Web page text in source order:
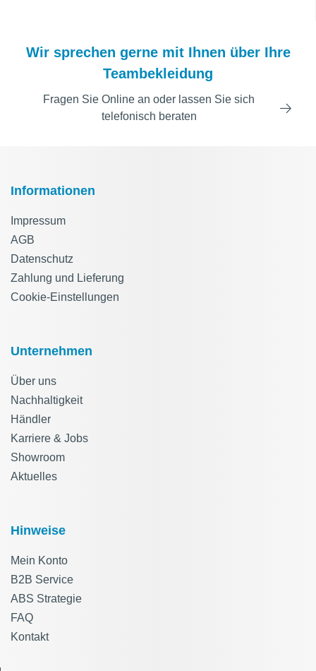
Wir sprechen gerne mit Ihnen über Ihre
Teambekleidung
Fragen Sie Online an oder lassen Sie sich
telefonisch beraten
Informationen
Impressum
AGB
Datenschutz
Zahlung und Lieferung
Cookie-Einstellungen
Unternehmen
Über uns
Nachhaltigkeit
Händler
Karriere & Jobs
Showroom
Aktuelles
Hinweise
Mein Konto
B2B Service
ABS Strategie
FAQ
Kontakt